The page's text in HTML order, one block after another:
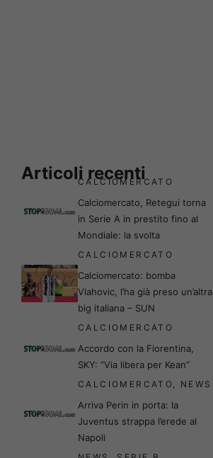
Articoli recenti
CALCIOMERCATO
Calciomercato, Retegui torna
in Serie A in prestito fino al
Mondiale: la svolta
CALCIOMERCATO
Calciomercato: bomba
Vlahovic, l’ha già preso un’altra
big italiana – SUN
CALCIOMERCATO
Accordo con la Fiorentina,
SKY: “Via libera per Kean”
CALCIOMERCATO NEWS
Arriva Perin in porta: la
Juventus strappa l’erede al
Napoli